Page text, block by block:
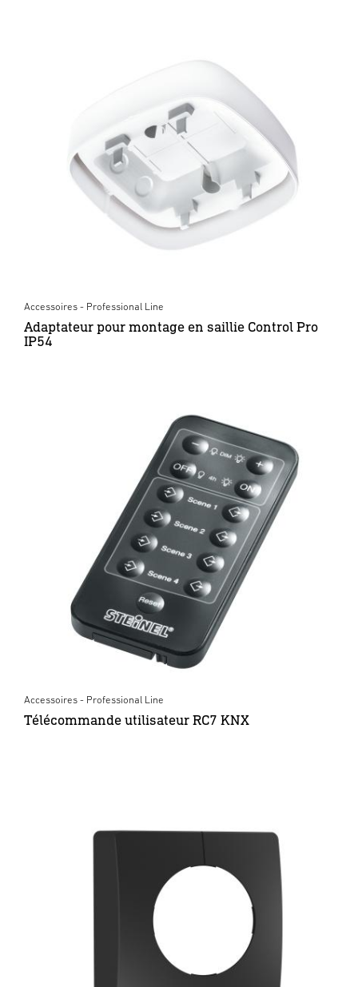
Accessoires - Professional Line
Adaptateur pour montage en saillie Control Pro
IP54
Accessoires - Professional Line
Télécommande utilisateur RC7 KNX